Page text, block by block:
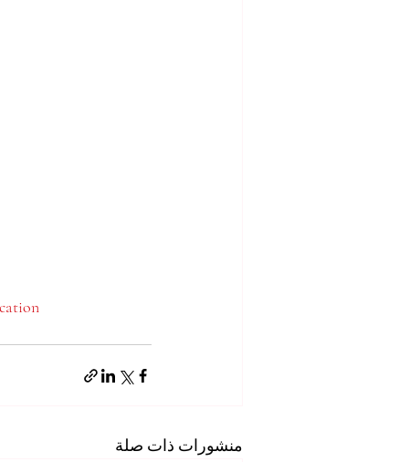
منشورات ذات صلة